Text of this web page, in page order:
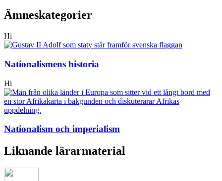
Ämneskategorier
Hi
Nationalismens historia
Hi
Nationalism och imperialism
Liknande lärarmaterial